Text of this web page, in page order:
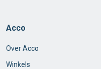
Acco
Over Acco
Winkels